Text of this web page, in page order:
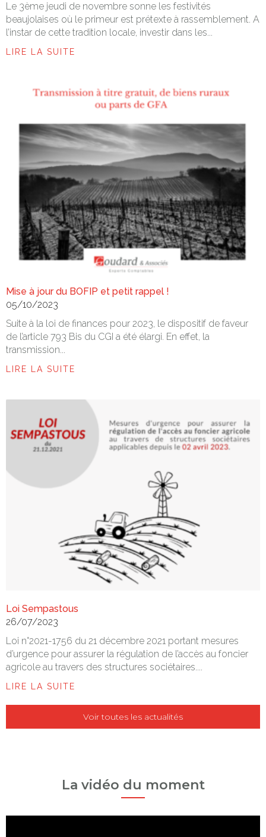
Le 3ème jeudi de novembre sonne les festivités
beaujolaises où le primeur est prétexte à rassemblement. A
l’instar de cette tradition locale, investir dans les...
LIRE LA SUITE
Mise à jour du BOFIP et petit rappel !
05/10/2023
Suite à la loi de finances pour 2023, le dispositif de faveur
de l’article 793 Bis du CGI a été élargi. En effet, la
transmission...
LIRE LA SUITE
Loi Sempastous
26/07/2023
Loi n°2021-1756 du 21 décembre 2021 portant mesures
d’urgence pour assurer la régulation de l’accès au foncier
agricole au travers des structures sociétaires....
LIRE LA SUITE
Voir toutes les actualités
La vidéo du moment